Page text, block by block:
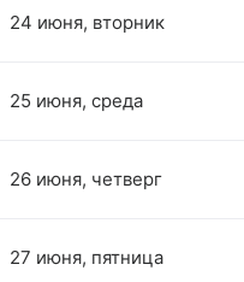
24 июня, вторник
25 июня, среда
26 июня, четверг
27 июня, пятница